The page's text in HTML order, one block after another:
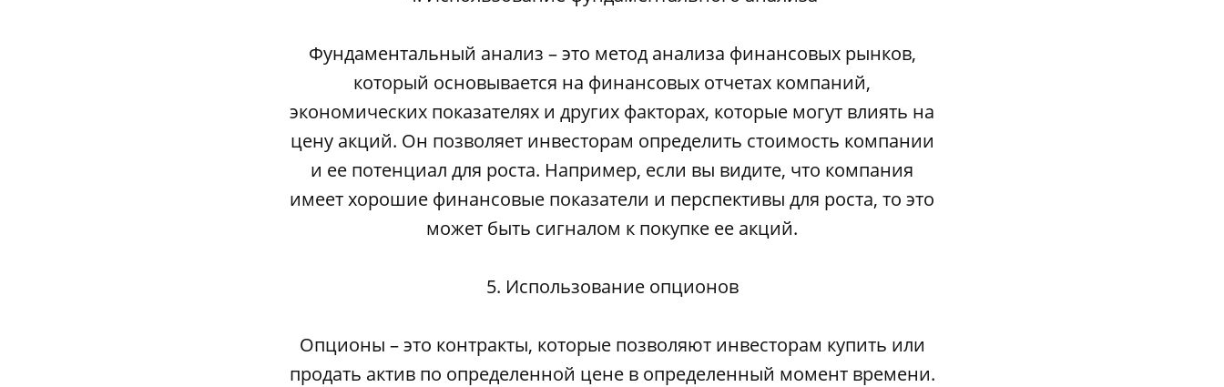
Фундаментальный анализ – это метод анализа финансовых рынков,
который основывается на финансовых отчетах компаний,
экономических показателях и других факторах, которые могут влиять на
цену акций. Он позволяет инвесторам определить стоимость компании
и ее потенциал для роста. Например, если вы видите, что компания
имеет хорошие финансовые показатели и перспективы для роста, то это
может быть сигналом к покупке ее акций.
5. Использование опционов
Опционы – это контракты, которые позволяют инвесторам купить или
продать актив по определенной цене в определенный момент времени.